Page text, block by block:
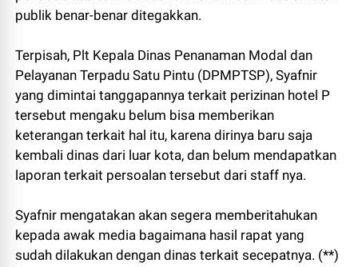
publik benar-benar ditegakkan.
Terpisah, Plt Kepala Dinas Penanaman Modal dan
Pelayanan Terpadu Satu Pintu (DPMPTSP), Syafnir
yang dimintai tanggapannya terkait perizinan hotel P
tersebut mengaku belum bisa memberikan
keterangan terkait hal itu, karena dirinya baru saja
kembali dinas dari luar kota, dan belum mendapatkan
laporan terkait persoalan tersebut dari staff nya.
Syafnir mengatakan akan segera memberitahukan
kepada awak media bagaimana hasil rapat yang
sudah dilakukan dengan dinas terkait secepatnya. (**)